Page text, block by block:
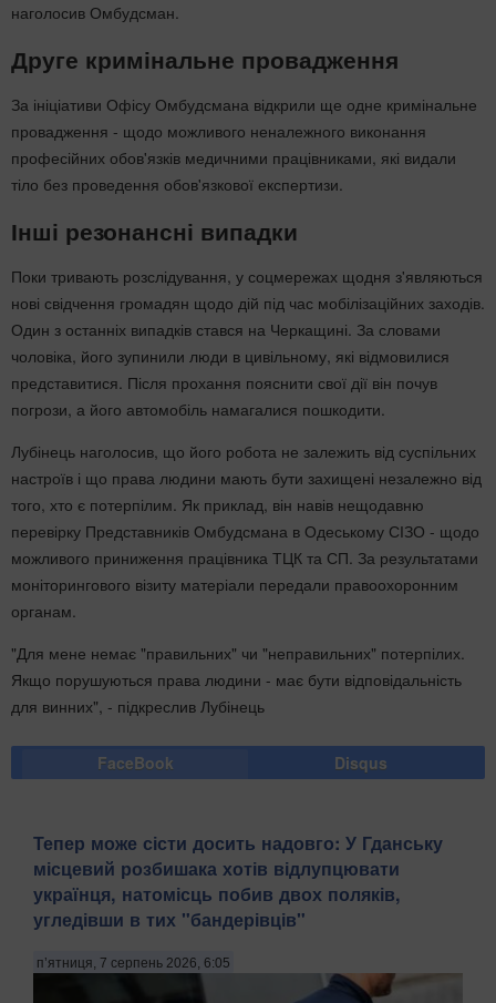
наголосив Омбудсман.
Друге кримінальне провадження
За ініціативи Офісу Омбудсмана відкрили ще одне кримінальне
провадження - щодо можливого неналежного виконання
професійних обов'язків медичними працівниками, які видали
тіло без проведення обов'язкової експертизи.
Інші резонансні випадки
Поки тривають розслідування, у соцмережах щодня з'являються
нові свідчення громадян щодо дій під час мобілізаційних заходів.
Один з останніх випадків стався на Черкащині. За словами
чоловіка, його зупинили люди в цивільному, які відмовилися
представитися. Після прохання пояснити свої дії він почув
погрози, а його автомобіль намагалися пошкодити.
Лубінець наголосив, що його робота не залежить від суспільних
настроїв і що права людини мають бути захищені незалежно від
того, хто є потерпілим. Як приклад, він навів нещодавню
перевірку Представників Омбудсмана в Одеському СІЗО - щодо
можливого приниження працівника ТЦК та СП. За результатами
моніторингового візиту матеріали передали правоохоронним
органам.
"Для мене немає "правильних" чи "неправильних" потерпілих.
Якщо порушуються права людини - має бути відповідальність
для винних", - підкреслив Лубінець
FaceBook Disqus
Тепер може сісти досить надовго: У Гданську
місцевий розбишака хотів відлупцювати
українця, натомісць побив двох поляків,
угледівши в тих "бандерівців"
п’ятниця, 7 серпень 2026, 6:05